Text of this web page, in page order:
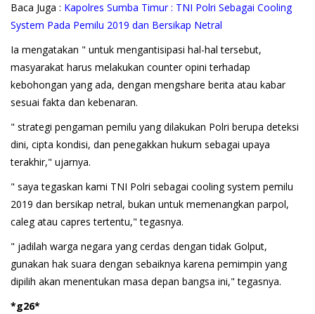
Baca Juga : Kapolres Sumba Timur : TNI Polri Sebagai Cooling
System Pada Pemilu 2019 dan Bersikap Netral
Ia mengatakan " untuk mengantisipasi hal-hal tersebut,
masyarakat harus melakukan counter opini terhadap
kebohongan yang ada, dengan mengshare berita atau kabar
sesuai fakta dan kebenaran.
" strategi pengaman pemilu yang dilakukan Polri berupa deteksi
dini, cipta kondisi, dan penegakkan hukum sebagai upaya
terakhir," ujarnya.
" saya tegaskan kami TNI Polri sebagai cooling system pemilu
2019 dan bersikap netral, bukan untuk memenangkan parpol,
caleg atau capres tertentu," tegasnya.
" jadilah warga negara yang cerdas dengan tidak Golput,
gunakan hak suara dengan sebaiknya karena pemimpin yang
dipilih akan menentukan masa depan bangsa ini," tegasnya.
*g26*